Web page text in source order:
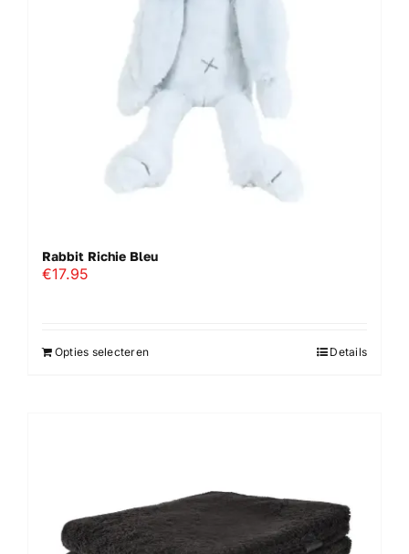
Rabbit Richie Bleu
€17.95
Opties selecteren Details